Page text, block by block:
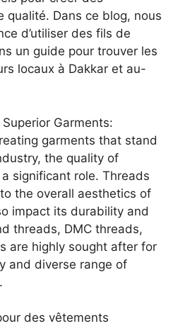
qualité. Dans ce blog, nous
d’utiliser des fils de
un guide pour trouver les
locaux à Dakkar et au-
Garments:
garments that stand
the quality of
significant role. Threads
the overall aesthetics of
impact its durability and
threads, DMC threads,
are highly sought after for
and diverse range of
des vêtements